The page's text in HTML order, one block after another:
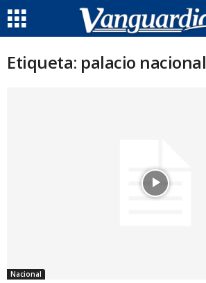
Etiqueta: palacio nacional
Nacional